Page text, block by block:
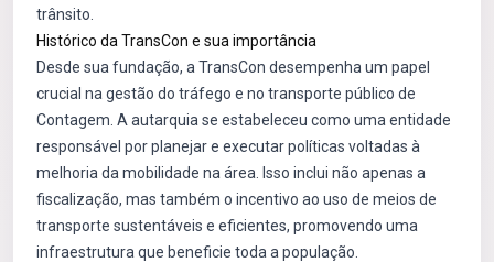
trânsito.
Histórico da TransCon e sua importância
Desde sua fundação, a TransCon desempenha um papel
crucial na gestão do tráfego e no transporte público de
Contagem. A autarquia se estabeleceu como uma entidade
responsável por planejar e executar políticas voltadas à
melhoria da mobilidade na área. Isso inclui não apenas a
fiscalização, mas também o incentivo ao uso de meios de
transporte sustentáveis e eficientes, promovendo uma
infraestrutura que beneficie toda a população.